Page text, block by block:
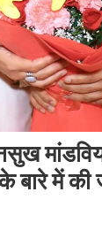
बारे में की